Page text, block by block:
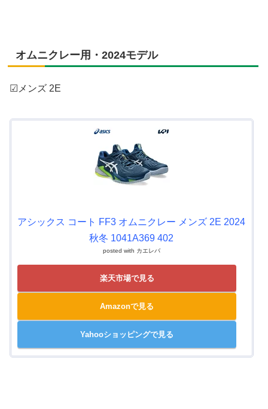
オムニクレー用・2024モデル
☑メンズ 2E
アシックス コート FF3 オムニクレー メンズ 2E 2024
秋冬 1041A369 402
posted with カエレバ
楽天市場で見る
Amazonで見る
Yahooショッピングで見る